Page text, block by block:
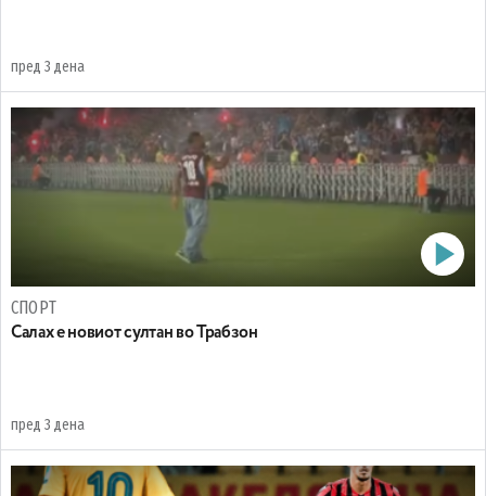
пред 3 дена
СПОРТ
Салах е новиот султан во Трабзон
пред 3 дена